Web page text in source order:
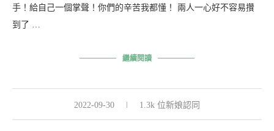
手！給自己一個掌聲！你們的辛苦我都懂！ 兩人一心好不容易攢
到了 …
繼續閱讀
2022-09-30 1.3k 位新娘認同